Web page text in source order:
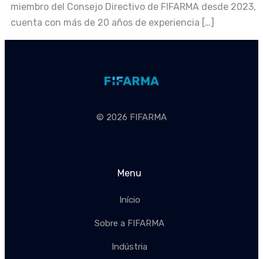
miembro del Consejo Directivo de FIFARMA desde 2023,
cuenta con más de 20 años de experiencia […]
© 2026 FIFARMA
Menu
Início
Sobre a FIFARMA
Indústria